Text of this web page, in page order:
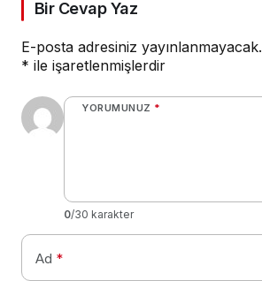
Bir Cevap Yaz
E-posta adresiniz yayınlanmayacak.
* ile işaretlenmişlerdir
YORUMUNUZ *
0/30 karakter
Ad *